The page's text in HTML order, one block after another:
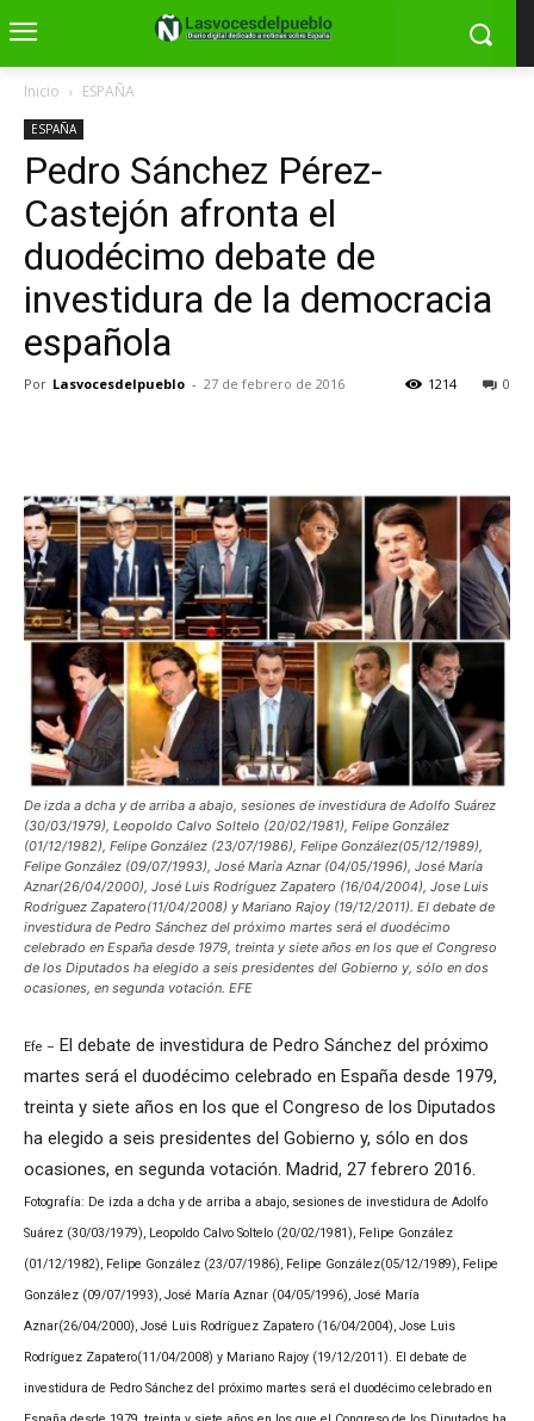
Inicio ESPAÑA
ESPAÑA
Pedro Sánchez Pérez-
Castejón afronta el
duodécimo debate de
investidura de la democracia
española
Por Lasvocesdelpueblo - 27 de febrero de 2016 0
1214
De izda a dcha y de arriba a abajo, sesiones de investidura de Adolfo Suárez
(30/03/1979), Leopoldo Calvo Soltelo (20/02/1981), Felipe González
(01/12/1982), Felipe González (23/07/1986), Felipe González(05/12/1989),
Felipe González (09/07/1993), José María Aznar (04/05/1996), José María
Aznar(26/04/2000), José Luis Rodríguez Zapatero (16/04/2004), Jose Luis
Rodríguez Zapatero(11/04/2008) y Mariano Rajoy (19/12/2011). El debate de
investidura de Pedro Sánchez del próximo martes será el duodécimo
celebrado en España desde 1979, treinta y siete años en los que el Congreso
de los Diputados ha elegido a seis presidentes del Gobierno y, sólo en dos
ocasiones, en segunda votación. EFE
Efe – El debate de investidura de Pedro Sánchez del próximo
martes será el duodécimo celebrado en España desde 1979,
treinta y siete años en los que el Congreso de los Diputados
ha elegido a seis presidentes del Gobierno y, sólo en dos
ocasiones, en segunda votación. Madrid, 27 febrero 2016.
Fotografía: De izda a dcha y de arriba a abajo, sesiones de investidura de Adolfo
Suárez (30/03/1979), Leopoldo Calvo Soltelo (20/02/1981), Felipe González
(01/12/1982), Felipe González (23/07/1986), Felipe González(05/12/1989), Felipe
González (09/07/1993), José María Aznar (04/05/1996), José María
Aznar(26/04/2000), José Luis Rodríguez Zapatero (16/04/2004), Jose Luis
Rodríguez Zapatero(11/04/2008) y Mariano Rajoy (19/12/2011). El debate de
investidura de Pedro Sánchez del próximo martes será el duodécimo celebrado en